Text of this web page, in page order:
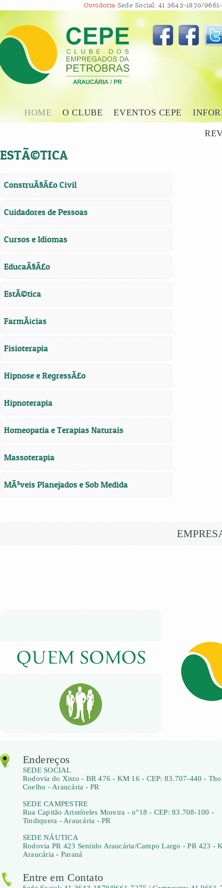
Ouvidoria Sede Social: 41 3643-1870/
HOME O CLUBE EVENTOS CEPE
ESTÃ©TICA
ConstruÃ§Ã£o Civil
Cuidadores de Pessoas
Cursos e Idiomas
EducaÃ§Ã£o
EstÃ©tica
FarmÃ¡cias
Fisioterapia
Hipnose e RegressÃ£o
Hipnoterapia
Homeopatia e Terapias Naturais
Massoterapia
MÃ³veis Planejados e Sob Medida
Endereços
SEDE SOCIAL
Rodovia do Xisto - BR 476 - KM 16 - CEP: 83.707-440 -
Coelho - Araucária - PR
SEDE CAMPESTRE
Rua Capitão Aristóteles Moreira - n°18 - CEP: 83.708-100 -
Tindiquera - Araucária - PR
SEDE NÁUTICA
Rodovia PR 423 Sentido Araucária/Campo Largo - PR 423 -
Araucária - Paraná
Entre em Contato